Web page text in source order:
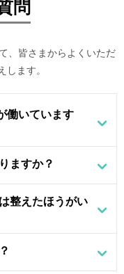
問
、皆さまからよくいただ
します。
働いています
ますか？
整えたほうがい